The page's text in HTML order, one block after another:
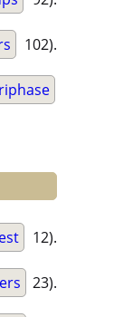
102).
12).
23).